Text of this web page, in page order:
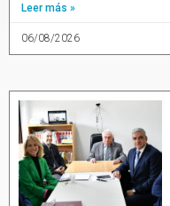
Leer más »
06/08/2026